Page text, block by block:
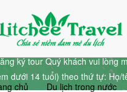
0915.338.689
chủ Du lịch trong nước
kiện khi
ký tour Quý khách vui lòng
dưới 14 tuổi) theo thứ tự: Họ/